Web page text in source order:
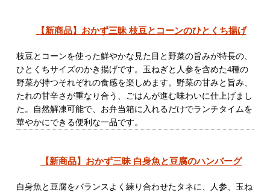
【新商品】おかず三昧 枝豆とコーンのひとくち揚げ
枝豆とコーンを使った鮮やかな見た目と野菜の旨みが特長の、
ひとくちサイズのかき揚げです。玉ねぎと人参を含めた4種の
野菜が持つそれぞれの食感を楽しめます。野菜の甘みと旨み、
たれの甘辛さが重なり合う、ごはんが進む味わいに仕上げまし
た。自然解凍可能で、お弁当箱に入れるだけでランチタイムを
華やかにできる便利な一品です。
【新商品】おかず三昧 白身魚と豆腐のハンバーグ
白身魚と豆腐をバランスよく練り合わせたタネに、人参、玉ね